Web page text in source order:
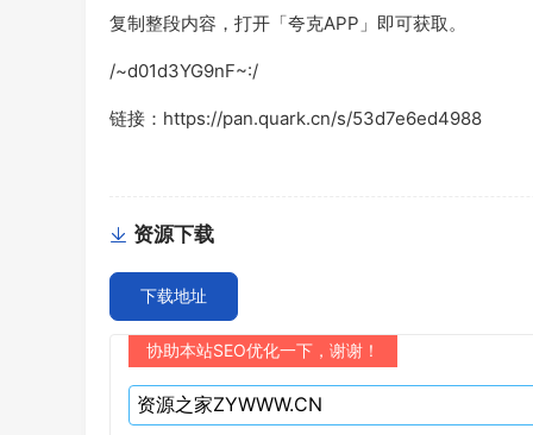
复制整段内容，打开「夸克APP」即可获取。
/~d01d3YG9nF~:/
链接：https://pan.quark.cn/s/53d7e6ed4988
资源下载
下载地址
协助本站SEO优化一下，谢谢！